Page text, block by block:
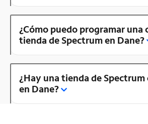
¿Cómo puedo programar una
tienda de Spectrum en Dane?
¿Hay una tienda de Spectrum
en Dane?